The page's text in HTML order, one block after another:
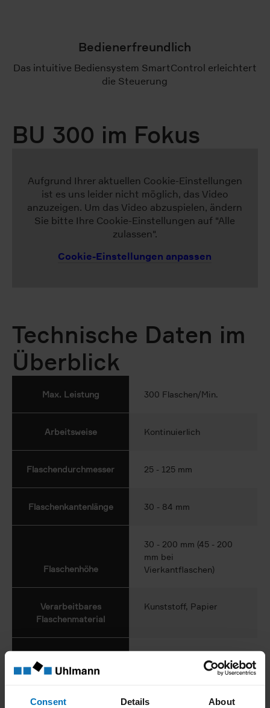
Consent Details About
Bedienerfreundlich
Das intuitive Bediensystem SmartControl erleichtert
die Steuerung
BU 300 im Fokus
Aufgrund Ihrer aktuellen Cookie-Einstellungen
ist es uns leider nicht möglich, das Video
anzuzeigen. Um das Video abzuspielen, ändern
Sie bitte Ihre Cookie-Einstellungen auf "Alle
zulassen".
Cookie-Einstellungen anpassen
Technische Daten im
Überblick
Max. Leistung 300 Flaschen/Min.
Arbeitsweise Kontinuierlich
Flaschendurchmesser 25 - 125 mm
Flaschenkantenlänge 30 - 84 mm
Flaschenhöhe
30 - 200 mm (45 - 200
mm bei
Vierkantflaschen)
Verarbeitbares
Flaschenmaterial
Kunststoff, Papier
Flaschenformen